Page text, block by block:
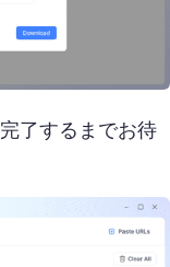
了するまでお待